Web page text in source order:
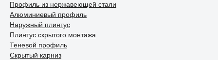
Профиль из нержавеющей стали
Алюминиевый профиль
Наружный плинтус
Плинтус скрытого монтажа
Теневой профиль
Скрытый карниз